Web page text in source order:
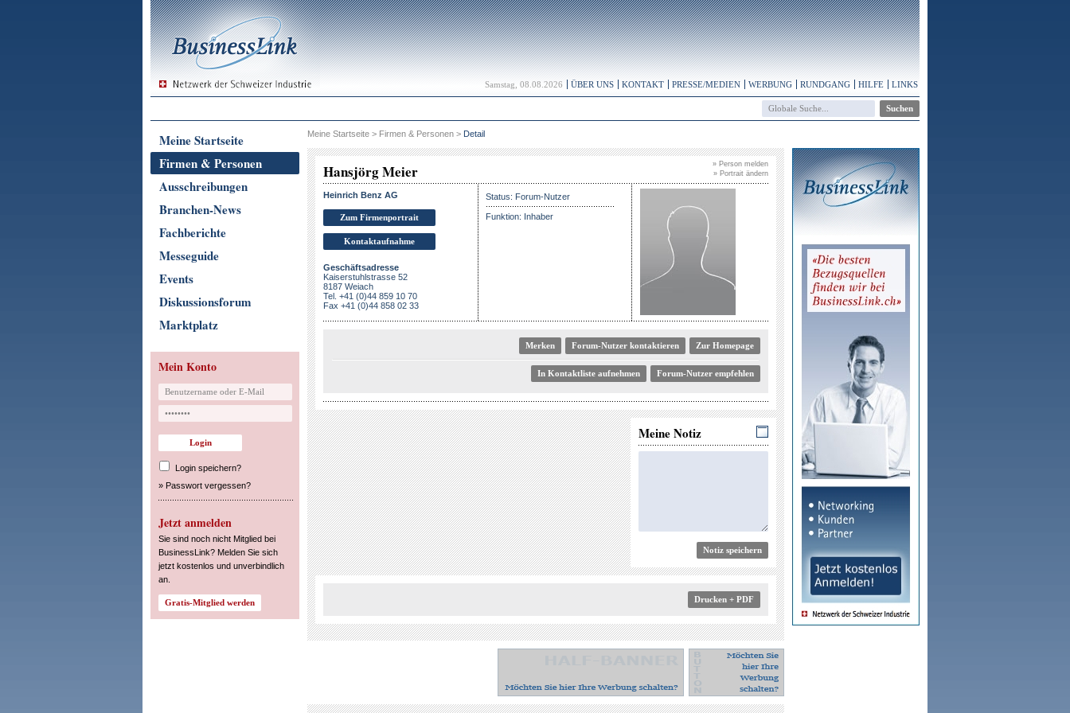
Samstag, 08.08.2026 ÜBER UNS KONTAKT PRESSE/MEDIEN WERBUNG RUNDGANG HILFE LINKS
Meine Startseite
Firmen & Personen
Ausschreibungen
Branchen-News
Fachberichte
Messeguide
Events
Diskussionsforum
Marktplatz
Mein Konto
Login speichern?
» Passwort vergessen?
Jetzt anmelden
Sie sind noch nicht Mitglied bei
BusinessLink? Melden Sie sich
jetzt kostenlos und unverbindlich
an.
Meine Startseite > Firmen & Personen > Detail
» Person melden
» Portrait ändern
Hansjörg Meier
Heinrich Benz AG
Zum Firmenportrait
Kontaktaufnahme
Geschäftsadresse
Kaiserstuhlstrasse 52
8187 Weiach
Tel. +41 (0)44 859 10 70
Fax +41 (0)44 858 02 33
Status: Forum-Nutzer
Funktion: Inhaber
Zur Homepage
Forum-Nutzer kontaktieren
Forum-Nutzer empfehlen
Meine Notiz